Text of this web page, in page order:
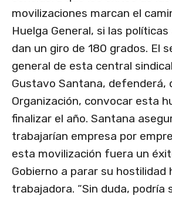
movilizaciones marcan el
Huelga General, si las
dan un giro de 180 grados. El
general de esta central
Gustavo Santana, defenderá,
Organización, convocar esta
finalizar el año. Santana
trabajarían empresa por
esta movilización fuera un
Gobierno a parar su hostilidad
trabajadora. “Sin duda, podría